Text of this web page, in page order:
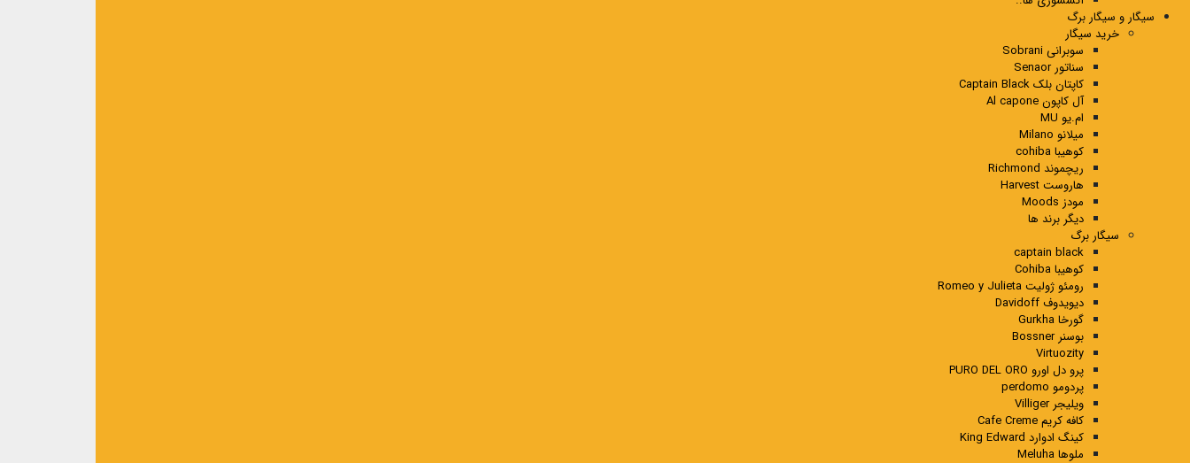
سیگار و سیگار برگ
خرید سیگار
سوبرانی Sobrani
سناتور Senaor
کاپتان بلک Captain Black
آل کاپون Al capone
ام.یو MU
میلانو Milano
کوهیبا cohiba
ریچموند Richmond
هاروست Harvest
مودز Moods
دیگر برند ها
سیگار برگ
captain black
کوهیبا Cohiba
رومئو ژولیت Romeo y Julieta
دیویدوف Davidoff
گورخا Gurkha
بوسنر Bossner
Virtuozity
پرو دل اورو PURO DEL ORO
پردومو perdomo
ویلیجر Villiger
کافه کریم Cafe Creme
کینگ ادوارد King Edward
ملوها Meluha